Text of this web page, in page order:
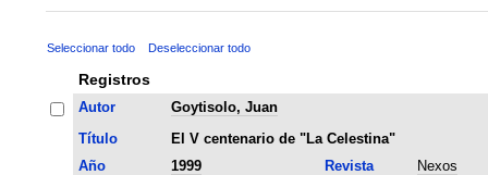
Seleccionar todo Deseleccionar todo
Registros
Autor
Goytisolo, Juan
Título
El V centenario de "La Celestina"
Año
1999 Revista
Nexos